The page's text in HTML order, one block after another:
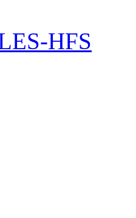
HFS